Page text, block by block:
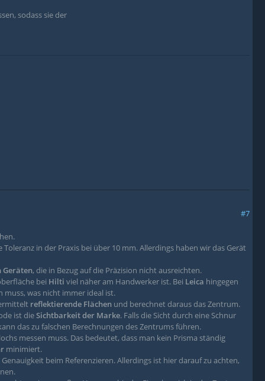
sodass sie der
#7
in der Praxis bei über 10 mm. Allerdings haben wir das Gerät
Geräten, die in Bezug auf die Präzision nicht ausreichten.
bei Hilti viel näher am Handwerker ist. Bei Leica hingegen
muss, was nicht immer ideal ist.
reflektierende Flächen und berechnet daraus das Zentrum.
ist dieSichtbarkeit der Marke. Falls die Sicht durch eine Schnur
das zu falschen Berechnungen des Zentrums führen.
messen muss. Das bedeutet, dass man kein Prisma ständig
minimiert.
beim Referenzieren. Allerdings ist hier darauf zu achten,